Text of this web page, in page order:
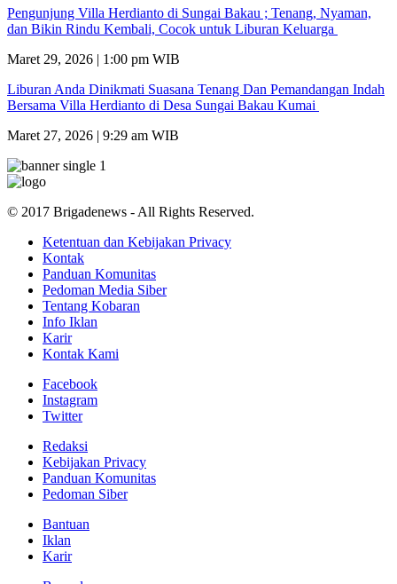
Pengunjung Villa Herdianto di Sungai Bakau ; Tenang, Nyaman,
dan Bikin Rindu Kembali, Cocok untuk Liburan Keluarga
Maret 29, 2026 | 1:00 pm WIB
Liburan Anda Dinikmati Suasana Tenang Dan Pemandangan Indah
Bersama Villa Herdianto di Desa Sungai Bakau Kumai
Maret 27, 2026 | 9:29 am WIB
© 2017 Brigadenews - All Rights Reserved.
Ketentuan dan Kebijakan Privacy
Kontak
Panduan Komunitas
Pedoman Media Siber
Tentang Kobaran
Info Iklan
Karir
Kontak Kami
Facebook
Instagram
Twitter
Redaksi
Kebijakan Privacy
Panduan Komunitas
Pedoman Siber
Bantuan
Iklan
Karir